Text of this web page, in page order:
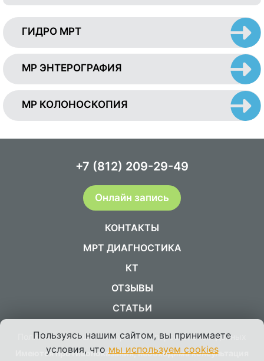
ГИДРО МРТ
МР ЭНТЕРОГРАФИЯ
МР КОЛОНОСКОПИЯ
Политика в отношении обработки персональных данных
Имеются противопоказания, необходима консультация
КОНТАКТЫ
МРТ ДИАГНОСТИКА
КТ
ОТЗЫВЫ
СТАТЬИ
+7 (812) 209-29-49
Онлайн запись
Пользуясь нашим сайтом, вы принимаете
условия, что мы используем cookies